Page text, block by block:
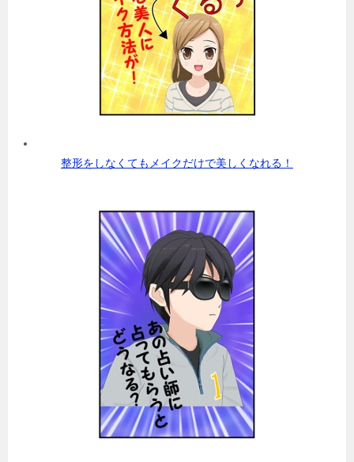
整形をしなくてもメイクだけで美しくなれる！